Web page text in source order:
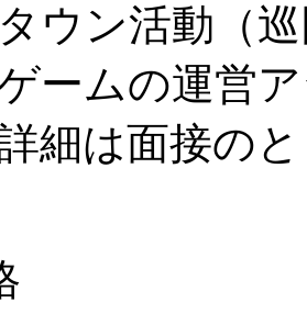
ウン活動（
ームの運営
細は面接の